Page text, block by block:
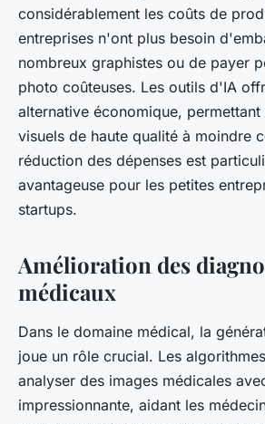
considérablement les coûts de
entreprises n'ont plus besoin
nombreux graphistes ou de payer
photo coûteuses. Les outils d'IA
alternative économique,
visuels de haute qualité à moindre
réduction des dépenses est
avantageuse pour les petites
startups.
Amélioration des
médicaux
Dans le domaine médical, la
joue un rôle crucial. Les
analyser des images médicales
impressionnante, aidant les